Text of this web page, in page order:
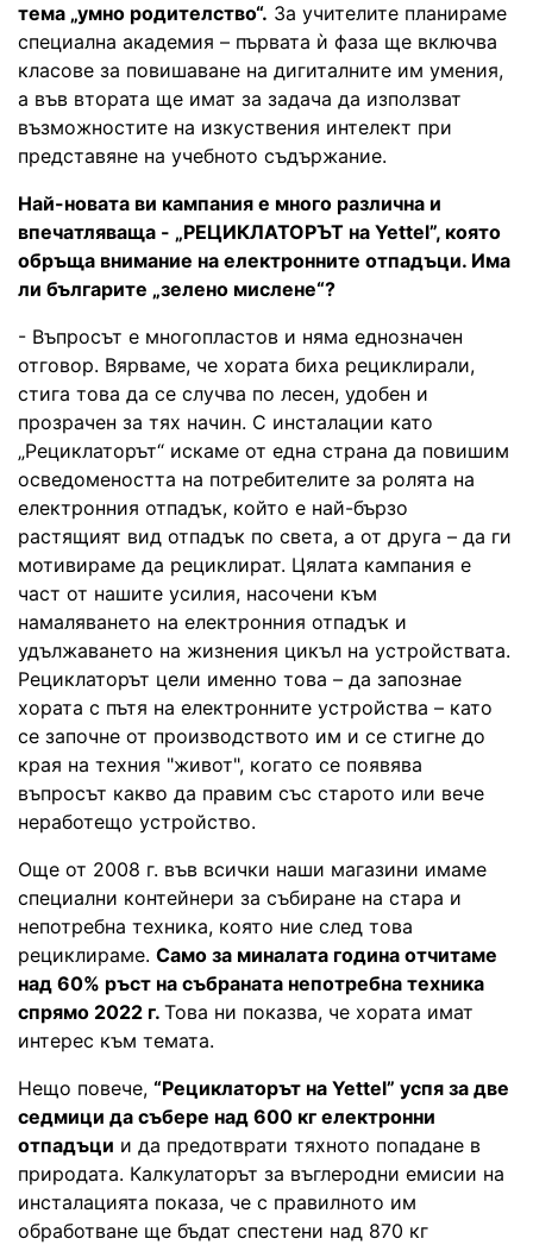
тема „умно родителство“. За учителите планираме
специална академия – първата ѝ фаза ще включва
класове за повишаване на дигиталните им умения,
а във втората ще имат за задача да използват
възможностите на изкуствения интелект при
представяне на учебното съдържание.
Най-новата ви кампания е много различна и
впечатляваща - „РЕЦИКЛАТОРЪТ на Yettel”, която
обръща внимание на електронните отпадъци. Има
ли българите „зелено мислене“?
- Въпросът е многопластов и няма еднозначен
отговор. Вярваме, че хората биха рециклирали,
стига това да се случва по лесен, удобен и
прозрачен за тях начин. С инсталации като
„Рециклаторът“ искаме от една страна да повишим
осведомеността на потребителите за ролята на
електронния отпадък, който е най-бързо
растящият вид отпадък по света, а от друга – да ги
мотивираме да рециклират. Цялата кампания е
част от нашите усилия, насочени към
намаляването на електронния отпадък и
удължаването на жизнения цикъл на устройствата.
Рециклаторът цели именно това – да запознае
хората с пътя на електронните устройства – като
се започне от производството им и се стигне до
края на техния "живот", когато се появява
въпросът какво да правим със старото или вече
неработещо устройство.
Още от 2008 г. във всички наши магазини имаме
специални контейнери за събиране на стара и
непотребна техника, която ние след това
рециклираме. Само за миналата година отчитаме
над 60% ръст на събраната непотребна техника
спрямо 2022 г. Това ни показва, че хората имат
интерес към темата.
Нещо повече, “Рециклаторът на Yettel” успя за две
седмици да събере над 600 кг електронни
отпадъци и да предотврати тяхното попадане в
природата. Калкулаторът за въглеродни емисии на
инсталацията показа, че с правилното им
обработване ще бъдат спестени над 870 кг